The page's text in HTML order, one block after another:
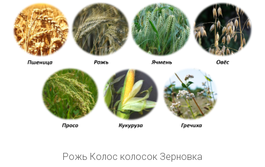
Рожь Колос колосок Зерновка